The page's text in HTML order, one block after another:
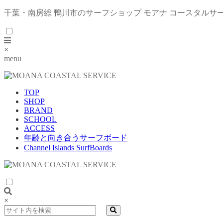
千葉・南房総 鴨川市のサーフショップ モアナ コースタルサ
×
menu
TOP
SHOP
BRAND
SCHOOL
ACCESS
年齢と向き合うサーフボード
Channel Islands SurfBoards
×